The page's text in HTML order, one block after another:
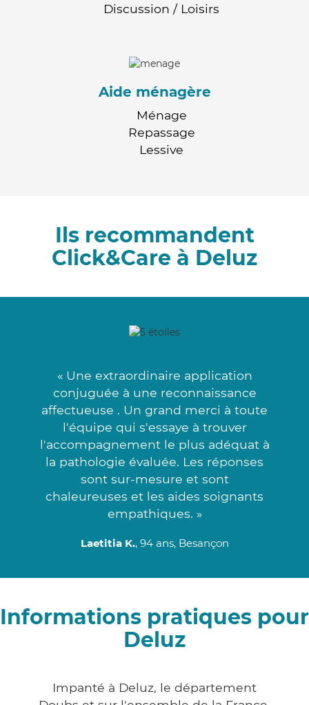
Discussion / Loisirs
Aide ménagère
Ménage
Repassage
Lessive
Ils recommandent
Click&Care à Deluz
« Une extraordinaire application
conjuguée à une reconnaissance
affectueuse . Un grand merci à toute
l'équipe qui s'essaye à trouver
l'accompagnement le plus adéquat à
la pathologie évaluée. Les réponses
sont sur-mesure et sont
chaleureuses et les aides soignants
empathiques. »
Laetitia K., 94 ans, Besançon
Informations pratiques pour
Deluz
Impanté à Deluz, le département